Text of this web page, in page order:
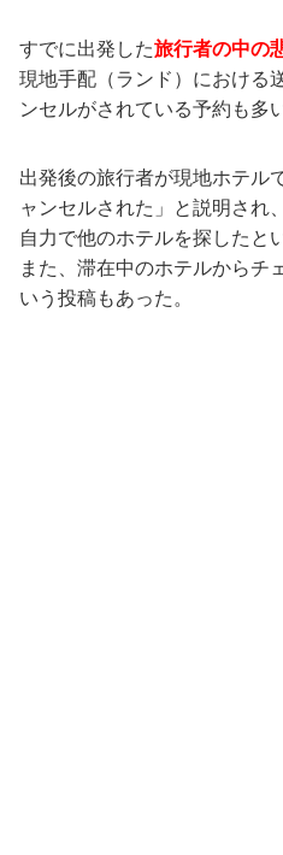
すでに出発した旅行者の中の
現地手配（ランド）における
ンセルがされている予約も多
出発後の旅行者が現地ホテル
ャンセルされた」と説明され、
自力で他のホテルを探したと
また、滞在中のホテルからチ
いう投稿もあった。